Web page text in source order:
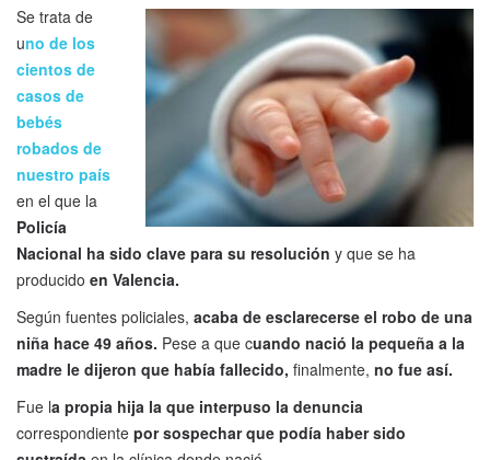
Se trata de
uno de los
cientos de
casos de
bebés
robados de
nuestro país
en el que la
Policía
Nacional ha sido clave para su resolución y que se ha
producido en Valencia.
Según fuentes policiales, acaba de esclarecerse el robo de una
niña hace 49 años. Pese a que cuando nació la pequeña a la
madre le dijeron que había fallecido, finalmente, no fue así.
Fue la propia hija la que interpuso la denuncia
correspondiente por sospechar que podía haber sido